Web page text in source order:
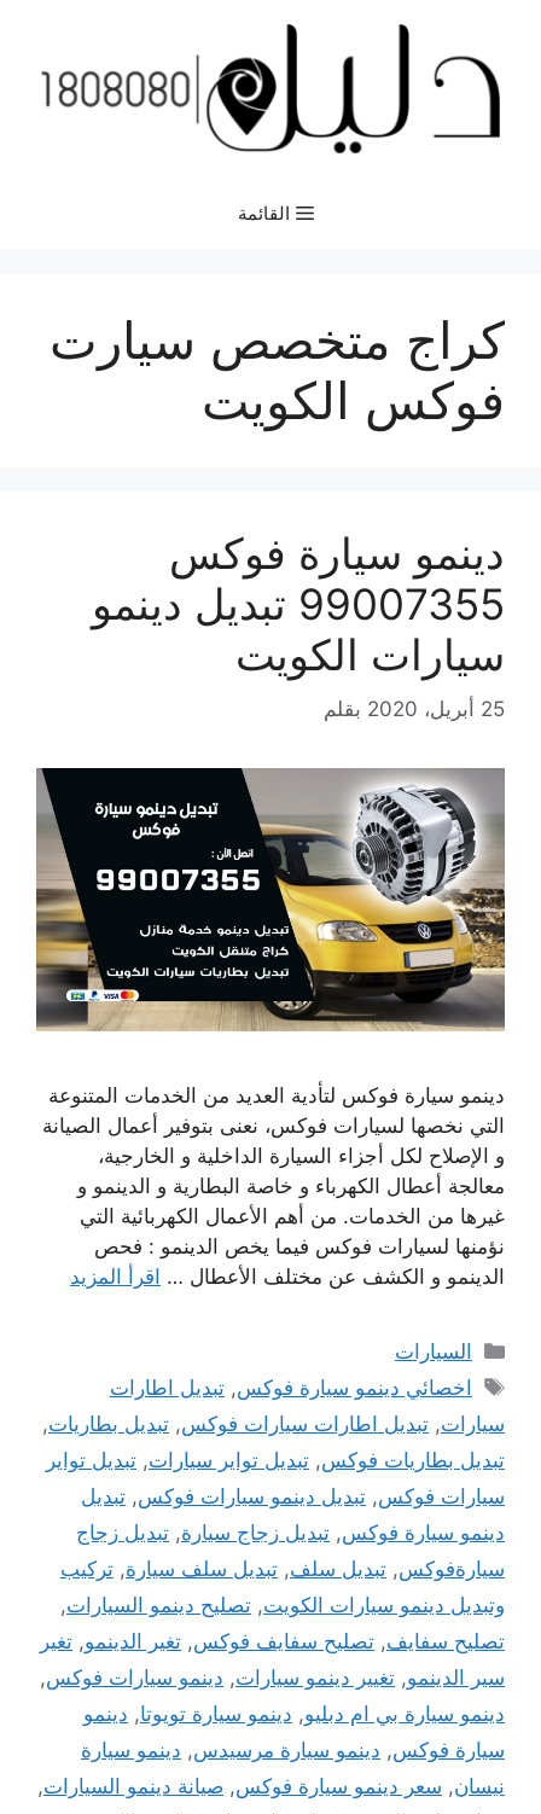
المحتوى
القائمة
كراج متخصص سيارت
فوكس الكويت
دينمو سيارة فوكس
99007355 تبديل دينمو
سيارات الكويت
25 أبريل، 2020 بقلم
دينمو سيارة فوكس لتأدية العديد من الخدمات المتنوعة
التي نخصها لسيارات فوكس، نعنى بتوفير أعمال الصيانة
و الإصلاح لكل أجزاء السيارة الداخلية و الخارجية،
معالجة أعطال الكهرباء و خاصة البطارية و الدينمو و
غيرها من الخدمات. من أهم الأعمال الكهربائية التي
نؤمنها لسيارات فوكس فيما يخص الدينمو : فحص
الدينمو و الكشف عن مختلف الأعطال … اقرأ المزيد
التصنيفات
السيارات
الوسوم
اخصائي دينمو سيارة فوكس,تبديل اطارات
سيارات, تبديل اطارات سيارات فوكس, تبديل بطاريات,
تبديل بطاريات فوكس, تبديل تواير سيارات, تبديل تواير
سيارات فوكس, تبديل دينمو سيارات فوكس, تبديل
دينمو سيارة فوكس, تبديل زجاج سيارة, تبديل زجاج
سيارةفوكس, تبديل سلف, تبديل سلف سيارة, تركيب
وتبديل دينمو سيارات الكويت, تصليح دينمو السيارات,
تصليح سفايف, تصليح سفايف فوكس, تغير الدينمو, تغير
سير الدينمو, تغيير دينمو سيارات, دينمو سيارات فوكس,
دينمو سيارة بي ام دبليو, دينمو سيارة تويوتا, دينمو
سيارة فوكس, دينمو سيارة مرسيدس, دينمو سيارة
نيسان, سعر دينمو سيارة فوكس, صيانة دينمو السيارات,